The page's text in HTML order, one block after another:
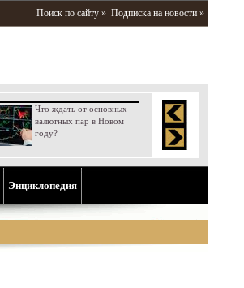
Поиск по сайту » Подписка на новости »
Что ждать от основных
валютных пар в Новом
году?
Энциклопедия